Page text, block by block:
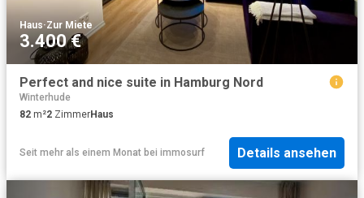
Haus·Zur Miete
3.400 €
Perfect and nice suite in Hamburg Nord
Winterhude
82 m²2 ZimmerHaus
Seit mehr als einem Monat bei immosurf Details ansehen